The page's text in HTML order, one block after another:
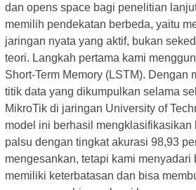
dan opens space bagi penelitian
memilih pendekatan berbeda, yaitu
jaringan nyata yang aktif, bukan
teori. Langkah pertama kami
Short-Term Memory (LSTM). Dengan
titik data yang dikumpulkan selama
MikroTik di jaringan University of
model ini berhasil mengklasifikasikan
palsu dengan tingkat akurasi 98,93
mengesankan, tetapi kami menyadari
memiliki keterbatasan dan bisa